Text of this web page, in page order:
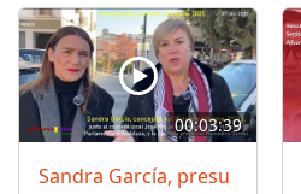
00:03:39
Sandra García, presu